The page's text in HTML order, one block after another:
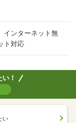
インターネット無
ト対応
！
い